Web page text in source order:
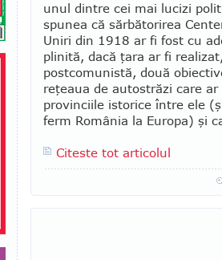
unul dintre cei mai lu­cizi
spunea că sărbătorirea
Uniri din 1918 ar fi fost cu
plinită, dacă ţara ar fi
post­co­munistă, două
reţeaua de autostrăzi care ar
provinciile istorice între ele
ferm România la Europa) şi
Citeste tot articolul